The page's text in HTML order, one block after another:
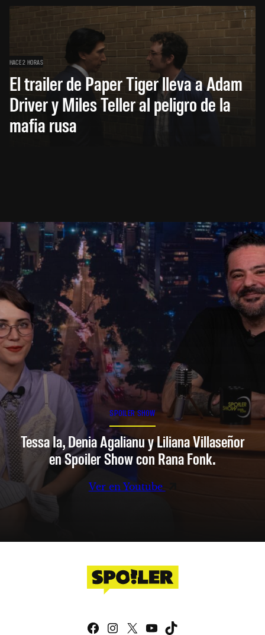
HACE 2 HORAS
El trailer de Paper Tiger lleva a Adam
Driver y Miles Teller al peligro de la
mafia rusa
SPOILER SHOW
Tessa Ia, Denia Agalianu y Liliana Villaseñor
en Spoiler Show con Rana Fonk.
Ver en Youtube
Facebook
Instagram
X YouTube